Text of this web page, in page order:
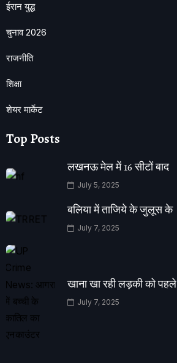
ईरान युद्ध
चुनाव 2026
राजनीति
शिक्षा
शेयर मार्केट
Top Posts
लखनऊ मेल में 16 सीटों बाद
July 5, 2025
बलिया में ताजिये के जुलूस के
July 7, 2025
खाना खा रही लड़की को पहले
July 7, 2025